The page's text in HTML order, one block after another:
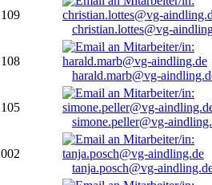
109
christian.lottes@vg-
108
harald.marb@vg-
105
simone.peller@vg-
002
tanja.posch@vg-